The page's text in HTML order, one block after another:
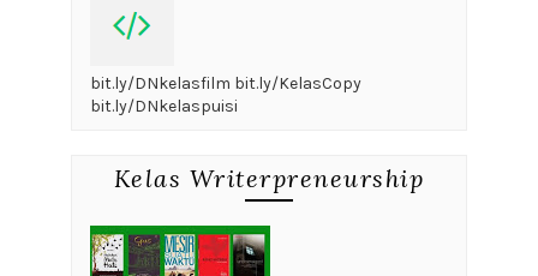
bit.ly/DNkelasfilm bit.ly/KelasCopy
bit.ly/DNkelaspuisi
Kelas Writerpreneurship